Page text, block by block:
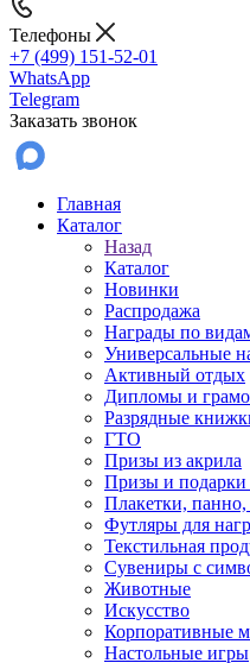
Телефоны
+7 (499) 151-52-01
WhatsApp
Telegram
Заказать звонок
Главная
Каталог
Назад
Каталог
Новинки
Распродажа
Награды по
Универсальные
Активный отдых
Дипломы и
Разрядные
ГТО
Призы из акрила
Призы и подарки
Плакетки, панно,
Футляры для
Текстильная
Сувениры с
Животные
Искусство
Корпоративные
Настольные игры